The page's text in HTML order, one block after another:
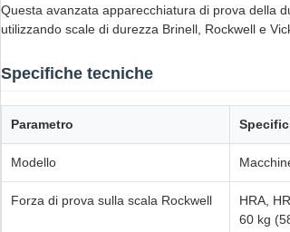
Questa avanzata apparecchiatura di prova della
utilizzando scale di durezza Brinell, Rockwell e
Specifiche tecniche
Parametro
Modello
Forza di prova sulla scala Rockwell
HRA,
60 kg